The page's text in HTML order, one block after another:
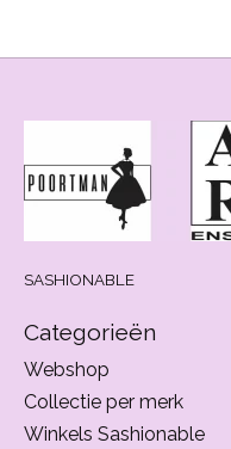
SASHIONABLE
Categorieën
Webshop
Collectie per merk
Winkels Sashionable